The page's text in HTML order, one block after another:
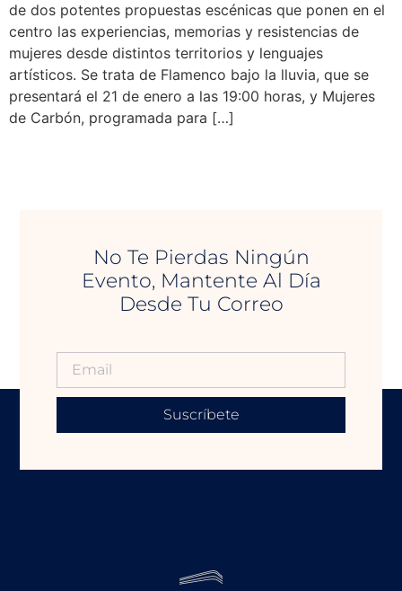
de dos potentes propuestas escénicas que ponen en el
centro las experiencias, memorias y resistencias de
mujeres desde distintos territorios y lenguajes
artísticos. Se trata de Flamenco bajo la lluvia, que se
presentará el 21 de enero a las 19:00 horas, y Mujeres
de Carbón, programada para […]
No Te Pierdas Ningún
Evento, Mantente Al Día
Desde Tu Correo
Suscríbete